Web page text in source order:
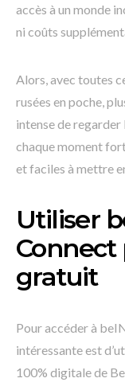
accès à un monde
ni coûts
Alors, avec toutes
rusées en poche,
intense de
chaque moment
et faciles à mettre
Utiliser
Connect
gratuit
Pour accéder à
intéressante est
100% digitale de